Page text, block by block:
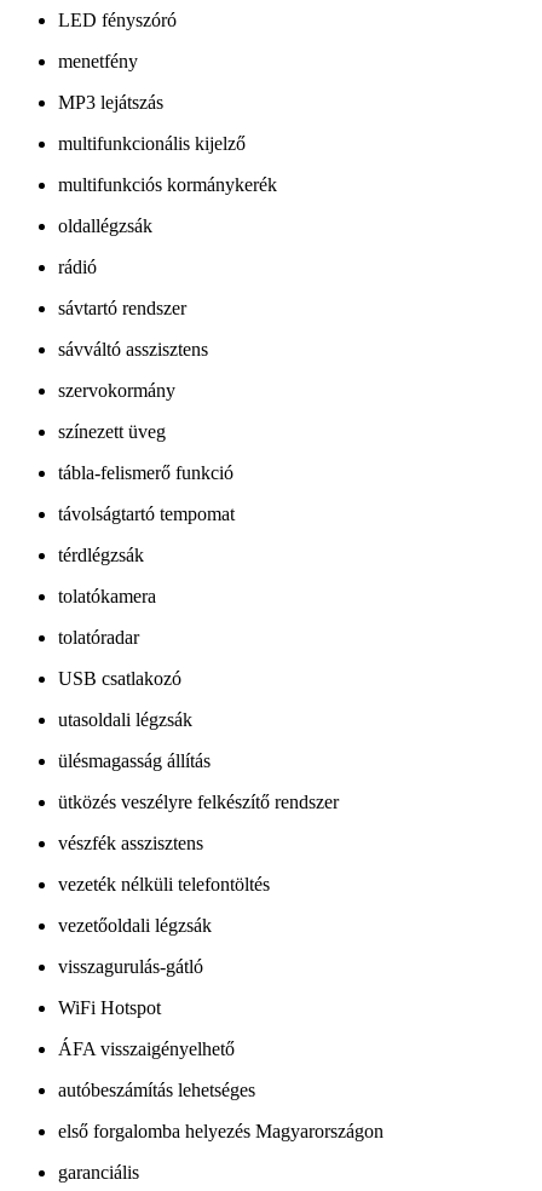
LED fényszóró
menetfény
MP3 lejátszás
multifunkcionális kijelző
multifunkciós kormánykerék
oldallégzsák
rádió
sávtartó rendszer
sávváltó asszisztens
szervokormány
színezett üveg
tábla-felismerő funkció
távolságtartó tempomat
térdlégzsák
tolatókamera
tolatóradar
USB csatlakozó
utasoldali légzsák
ülésmagasság állítás
ütközés veszélyre felkészítő rendszer
vészfék asszisztens
vezeték nélküli telefontöltés
vezetőoldali légzsák
visszagurulás-gátló
WiFi Hotspot
ÁFA visszaigényelhető
autóbeszámítás lehetséges
első forgalomba helyezés Magyarországon
garanciális